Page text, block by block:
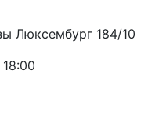
Люксембург 184/10